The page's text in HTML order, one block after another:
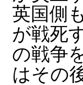
英国側
が戦死
の戦争
はその